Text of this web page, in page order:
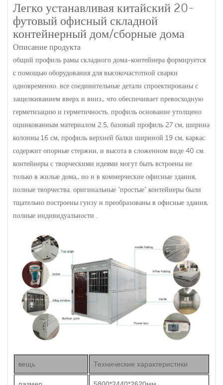
Легко устанавливая китайский 20-
футовый офисный складной
контейнерный дом/сборные дома
Описание продукта
общий профиль рамы складного дома-контейнера формируется
с помощью оборудования для высокочастотной сварки
одновременно. все соединительные детали спроектированы с
защелкиванием вверх и вниз,, что обеспечивает превосходную
герметизацию и герметичность. профиль основание утолщено
оцинкованным материалом 2.5, базовый профиль 27 см, ширина
колонны 16 см, профиль верхней балки шириной 19 см, каркас
содержит опорные стержни, и высота в сложенном виде 40 см.
контейнеры с творческими идеями могут быть встроены не
только в жилые дома,, но и в коммерческие офисные здания,
полные творчества. оригинальные "простые" контейнеры были
тщательно построены гуизу и преобразованы в офисные здания,
полные индивидуальности .
вещь Технические характеристики